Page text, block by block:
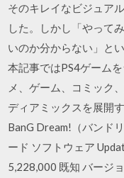
そのキレイなビジュア
した。しかし「やって
いのか分からない」と
本記事ではPS4ゲーム
メ、ゲーム、コミック
ディアミックスを展開
BanG Dream!（バンド
ード ソフトウェア
5,228,000 既知 バージ